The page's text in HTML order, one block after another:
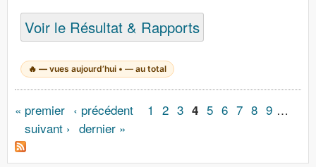
Voir le Résultat & Rapports
🔥— vues aujourd’hui •— au total
Pages
« premier ‹ précédent 1 2 3 4 5 6 7 8 9 …
suivant › dernier »